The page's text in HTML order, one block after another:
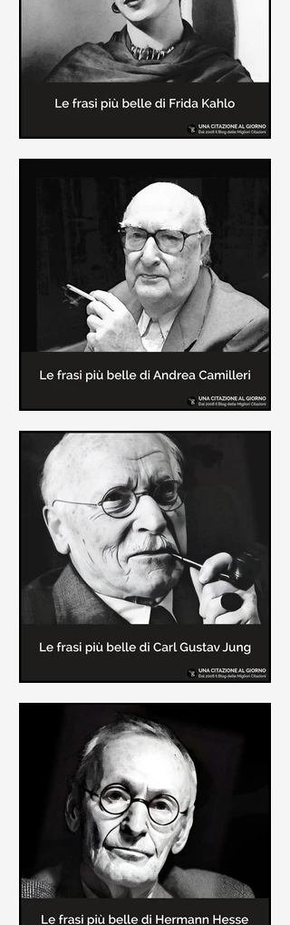
messaggio più significativo: le cose
più importanti della vita (...)
In questa pagina sono raccolte le
frasi più belle di Frida Kahlo
sull'amore e sulla vita.
Le frasi più belle di Andrea
Camilleri
In questa sezione sono raccolte le
frasi più belle di Andrea Camilleri, il
creatore dei libri sulle vicende del
Commissario Montalbano
Le frasi più belle di Carl Gustav
In questa pagina sono raccolte le
frasi più belle di Carl Gustav Jung
tratte dai suoi libri più significativi
come "Libro Rosso"